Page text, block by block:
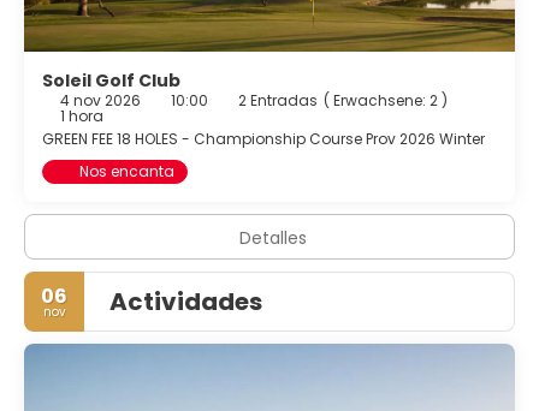
Soleil Golf Club
4 nov 2026 10:00 2 Entradas ( Erwachsene: 2 )
1 hora
GREEN FEE 18 HOLES - Championship Course Prov 2026 Winter
Nos encanta
Detalles
06
nov Actividades